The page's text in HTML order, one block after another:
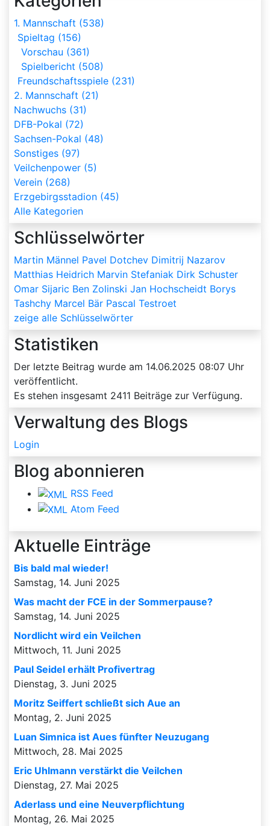
1. Mannschaft (538)
Spieltag (156)
Vorschau (361)
Spielbericht (508)
Freundschaftsspiele (231)
2. Mannschaft (21)
Nachwuchs (31)
DFB-Pokal (72)
Sachsen-Pokal (48)
Sonstiges (97)
Veilchenpower (5)
Verein (268)
Erzgebirgsstadion (45)
Alle Kategorien
Schlüsselwörter
Martin Männel Pavel Dotchev Dimitrij Nazarov
Matthias Heidrich Marvin Stefaniak Dirk Schuster
Omar Sijaric Ben Zolinski Jan Hochscheidt Borys
Tashchy Marcel Bär Pascal Testroet
zeige alle Schlüsselwörter
Statistiken
Der letzte Beitrag wurde am 14.06.2025 08:07 Uhr
veröffentlicht.
Es stehen insgesamt 2411 Beiträge zur Verfügung.
Verwaltung des Blogs
Login
Blog abonnieren
RSS Feed
Atom Feed
Aktuelle Einträge
Bis bald mal wieder!
Samstag, 14. Juni 2025
Was macht der FCE in der Sommerpause?
Samstag, 14. Juni 2025
Nordlicht wird ein Veilchen
Mittwoch, 11. Juni 2025
Paul Seidel erhält Profivertrag
Dienstag, 3. Juni 2025
Moritz Seiffert schließt sich Aue an
Montag, 2. Juni 2025
Luan Simnica ist Aues fünfter Neuzugang
Mittwoch, 28. Mai 2025
Eric Uhlmann verstärkt die Veilchen
Dienstag, 27. Mai 2025
Aderlass und eine Neuverpflichtung
Montag, 26. Mai 2025